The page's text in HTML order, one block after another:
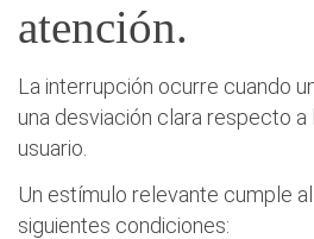
atención.
La interrupción ocurre cuando
una desviación clara respecto a
usuario.
Un estímulo relevante cumple
siguientes condiciones: